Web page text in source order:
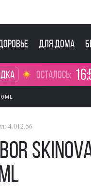
Для дома
осталось:
4.012.56